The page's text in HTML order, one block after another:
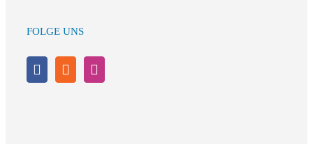
FOLGE UNS